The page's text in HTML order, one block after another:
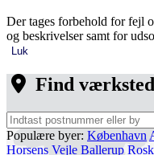
Der tages forbehold for fejl
og beskrivelser samt for
Luk
Find værksted
Populære byer: København
Horsens Vejle Ballerup